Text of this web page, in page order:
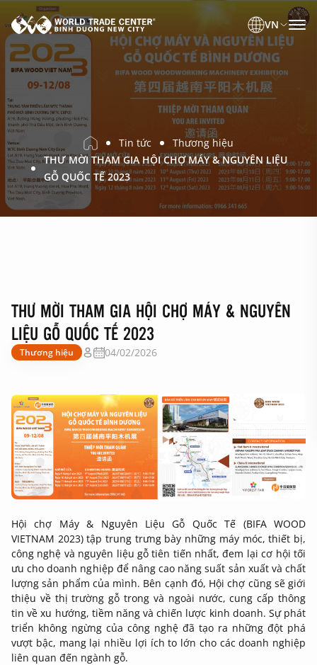
VN
Tin tức
Thương hiệu
THƯ MỜI THAM GIA HỘI CHỢ MÁY & NGUYÊN LIỆU
GỖ QUỐC TẾ 2023
THƯ MỜI THAM GIA HỘI CHỢ MÁY & NGUYÊN
LIỆU GỖ QUỐC TẾ 2023
Thương hiệu 04/02/2026
Hội chợ Máy & Nguyên Liệu Gỗ Quốc Tế (BIFA WOOD
VIETNAM 2023) tập trung trưng bày những máy móc, thiết bị,
công nghệ và nguyên liệu gỗ tiên tiến nhất, đem lại cơ hội tối
ưu cho doanh nghiệp để nâng cao năng suất sản xuất và chất
lượng sản phẩm của mình. Bên cạnh đó, Hội chợ cũng sẽ giới
thiệu về thị trường gỗ trong và ngoài nước, cung cấp thông
tin về xu hướng, tiềm năng và chiến lược kinh doanh. Sự phát
triển không ngừng của công nghệ đã tạo ra những đột phá
vượt bậc, mang lại nhiều lợi ích to lớn cho các doanh nghiệp
liên quan đến ngành gỗ.